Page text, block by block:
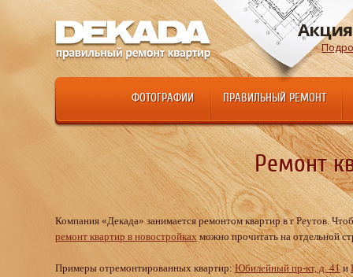
ФОТОГРАФИИ ПРАВИЛЬНЫЙ РЕМОНТ
Ремонт
Компания «Декада» занимается ремонтом квартир в г Реутов.
ремонт квартир в новостройках можно прочитать на отдельной
Примеры отремонтированных квартир:Юбилейный пр-кт, д. 41и